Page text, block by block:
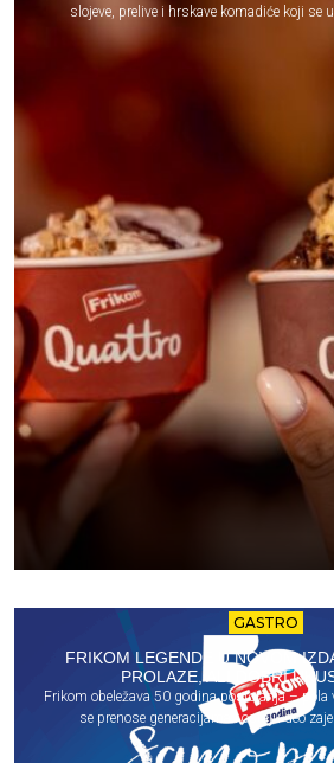
slojeve, prelive i hrskave komadiće koji se
GASTRO
FRIKOM LEGENDE U NOVOM
PROLAZE, ALI DOBRI
Frikom obeležava 50 godina postojanja –
se prenose generacijama i ostaju deo